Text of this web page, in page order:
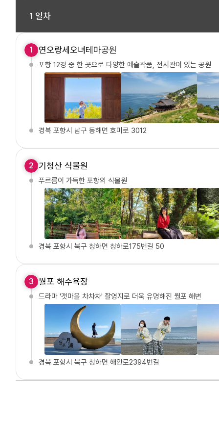
1 일차
1 연오랑세오녀테마공원
포항 12경 중 한 곳으로 다양한 예술작품, 전시관이 있는 공원
경북 포항시 남구 동해면 호미로 3012
2 기청산 식물원
푸르름이 가득한 포항의 식물원
경북 포항시 북구 청하면 청하로175번길 50
3 월포 해수욕장
드라마 '갯마을 차차차' 촬영지로 더욱 유명해진 월포 해변
경북 포항시 북구 청하면 해안로2394번길